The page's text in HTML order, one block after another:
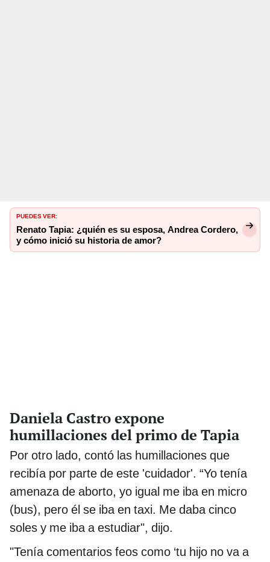
PUEDES VER:
Renato Tapia: ¿quién es su esposa, Andrea Cordero,
y cómo inició su historia de amor?
Daniela Castro expone
humillaciones del primo de Tapia
Por otro lado, contó las humillaciones que
recibía por parte de este 'cuidador'. “Yo tenía
amenaza de aborto, yo igual me iba en micro
(bus), pero él se iba en taxi. Me daba cinco
soles y me iba a estudiar", dijo.
"Tenía comentarios feos como ‘tu hijo no va a